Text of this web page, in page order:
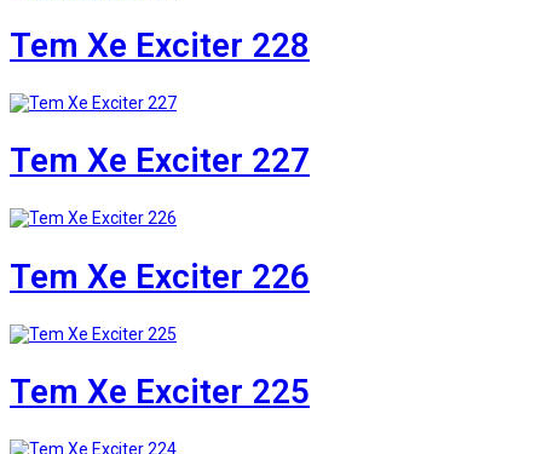
Tem Xe Exciter 228
Tem Xe Exciter 227
Tem Xe Exciter 226
Tem Xe Exciter 225